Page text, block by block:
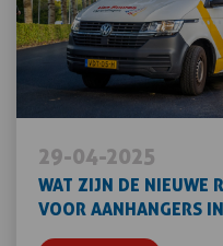
29-04-2025
WAT ZIJN DE NIEUWE
VOOR AANHANGERS